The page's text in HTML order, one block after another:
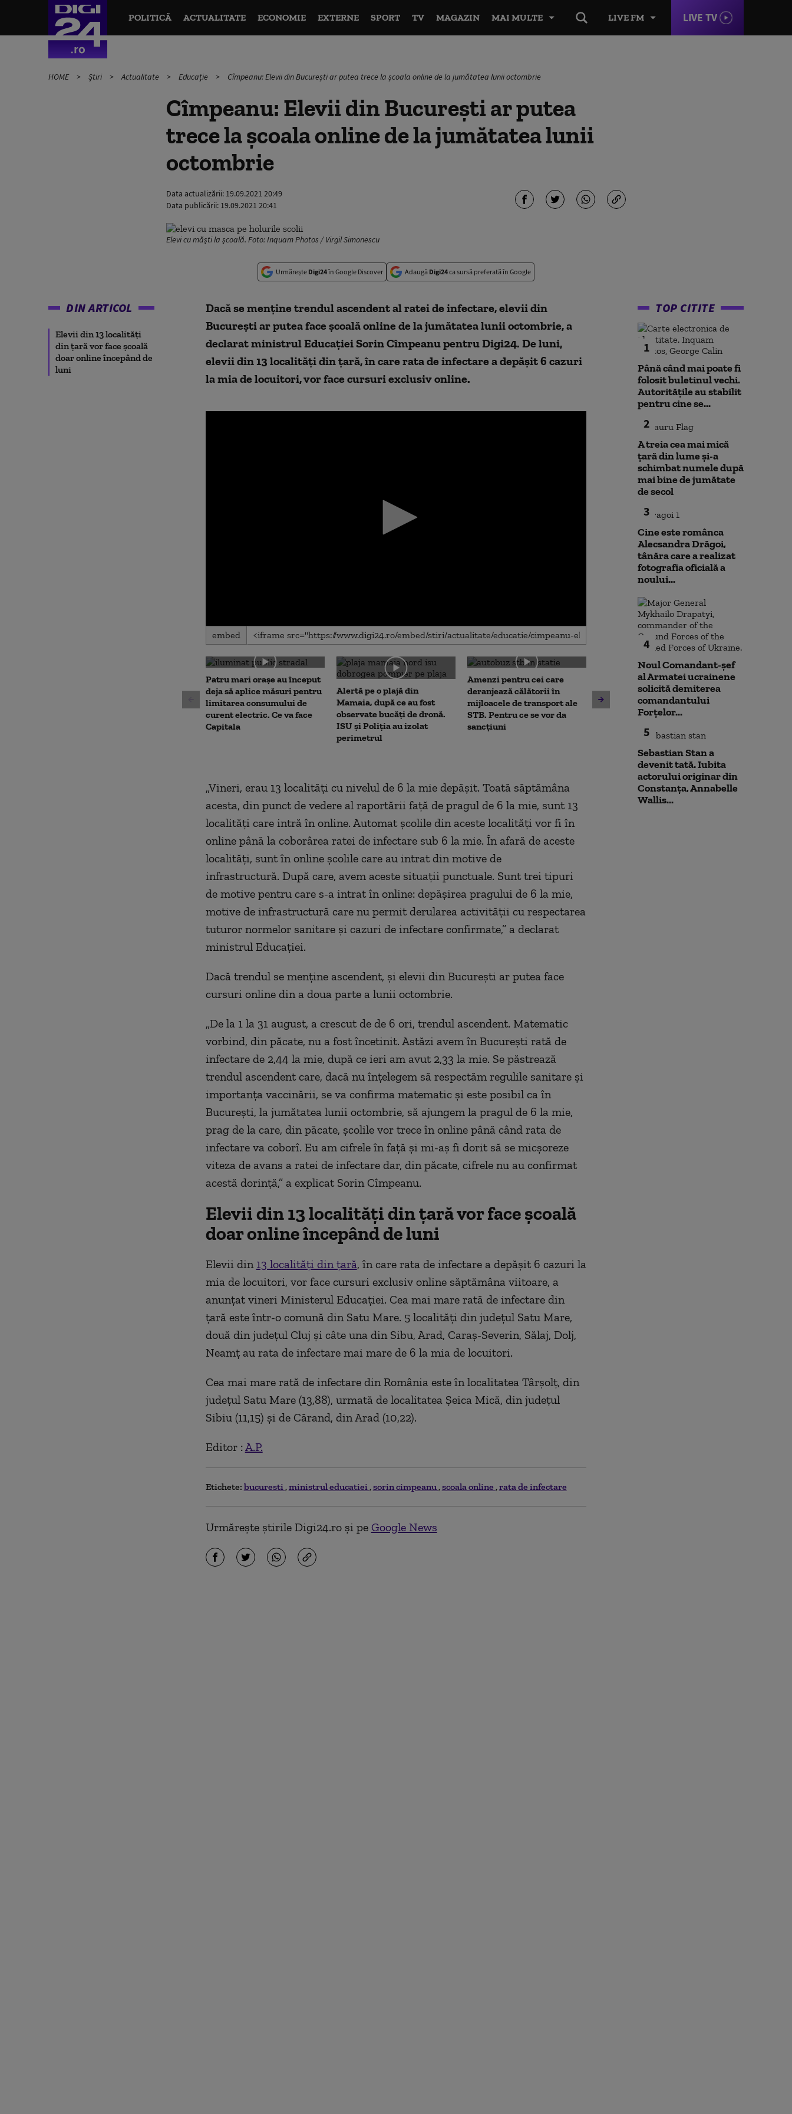
LIVE FM LIVE TV
POLITICĂ ACTUALITATE ECONOMIE EXTERNE SPORT TV MAGAZIN MAI MULTE
HOME Știri Actualitate Educație Cîmpeanu: Elevii din București ar putea trece la școala online de la jumătatea lunii octombrie
Cîmpeanu: Elevii din București ar putea
trece la școala online de la jumătatea lunii
octombrie
Data actualizării: 19.09.2021 20:49
Data publicării: 19.09.2021 20:41
Elevi cu măști la școală. Foto: Inquam Photos / Virgil Simonescu
Urmărește Digi24în Google Discover Adaugă Digi24ca sursă preferată în Google
DIN ARTICOL
Elevii din 13 localități
din țară vor face școală
doar online începând de
luni
Dacă se menține trendul ascendent al ratei de infectare, elevii din
București ar putea face școală online de la jumătatea lunii octombrie, a
declarat ministrul Educației Sorin Cîmpeanu pentru Digi24. De luni,
elevii din 13 localități din țară, în care rata de infectare a depășit 6 cazuri
la mia de locuitori, vor face cursuri exclusiv online.
0
seconds
0
secondsVolume
90%
embed
Patru mari orașe au început
deja să aplice măsuri pentru
limitarea consumului de
curent electric. Ce va face
Capitala
Alertă pe o plajă din
Mamaia, după ce au fost
observate bucăți de dronă.
ISU și Poliția au izolat
perimetrul
Amenzi pentru cei care
deranjează călătorii în
mijloacele de transport ale
STB. Pentru ce se vor da
sancțiuni
Un asistent medical din SUA
pune la pământ un pacient
bărbatul agresiv atunci când
„Vineri, erau 13 localități cu nivelul de 6 la mie depășit. Toată săptămâna
acesta, din punct de vedere al raportării față de pragul de 6 la mie, sunt 13
localități care intră în online. Automat școlile din aceste localități vor fi în
online până la coborârea ratei de infectare sub 6 la mie. În afară de aceste
localități, sunt în online școlile care au intrat din motive de
infrastructură. După care, avem aceste situații punctuale. Sunt trei tipuri
de motive pentru care s-a intrat în online: depășirea pragului de 6 la mie,
motive de infrastructură care nu permit derularea activității cu respectarea
tuturor normelor sanitare și cazuri de infectare confirmate,” a declarat
ministrul Educației.
Dacă trendul se menține ascendent, și elevii din București ar putea face
cursuri online din a doua parte a lunii octombrie.
„De la 1 la 31 august, a crescut de de 6 ori, trendul ascendent. Matematic
vorbind, din păcate, nu a fost încetinit. Astăzi avem în București rată de
infectare de 2,44 la mie, după ce ieri am avut 2,33 la mie. Se păstrează
trendul ascendent care, dacă nu înțelegem să respectăm regulile sanitare și
importanța vaccinării, se va confirma matematic și este posibil ca în
București, la jumătatea lunii octombrie, să ajungem la pragul de 6 la mie,
prag de la care, din păcate, școlile vor trece în online până când rata de
infectare va coborî. Eu am cifrele în față și mi-aș fi dorit să se micșoreze
viteza de avans a ratei de infectare dar, din păcate, cifrele nu au confirmat
acestă dorință,” a explicat Sorin Cîmpeanu.
Elevii din 13 localități din țară vor face școală
doar online începând de luni
Elevii din 13 localități din țară, în care rata de infectare a depășit 6 cazuri la
mia de locuitori, vor face cursuri exclusiv online săptămâna viitoare, a
anunțat vineri Ministerul Educației. Cea mai mare rată de infectare din
țară este într-o comună din Satu Mare. 5 localități din județul Satu Mare,
două din județul Cluj și câte una din Sibu, Arad, Caraș-Severin, Sălaj, Dolj,
Neamț au rata de infectare mai mare de 6 la mia de locuitori.
Cea mai mare rată de infectare din România este în localitatea Târșolț, din
județul Satu Mare (13,88), urmată de localitatea Șeica Mică, din județul
Sibiu (11,15) și de Cărand, din Arad (10,22).
Editor : A.P.
Etichete: bucuresti ministrul educatiei sorin cimpeanu scoala online rata de infectare
Urmărește știrile Digi24.ro și pe Google News
TOP CITITE
1
Până când mai poate fi
folosit buletinul vechi.
Autoritățile au stabilit
pentru cine se...
2
A treia cea mai mică
țară din lume și-a
schimbat numele după
mai bine de jumătate
de secol
3
Cine este românca
Alecsandra Drăgoi,
tânăra care a realizat
fotografia oficială a
noului...
4
Noul Comandant-șef
al Armatei ucrainene
solicită demiterea
comandantului
Forțelor...
5
Sebastian Stan a
devenit tată. Iubita
actorului originar din
Constanța, Annabelle
Wallis...